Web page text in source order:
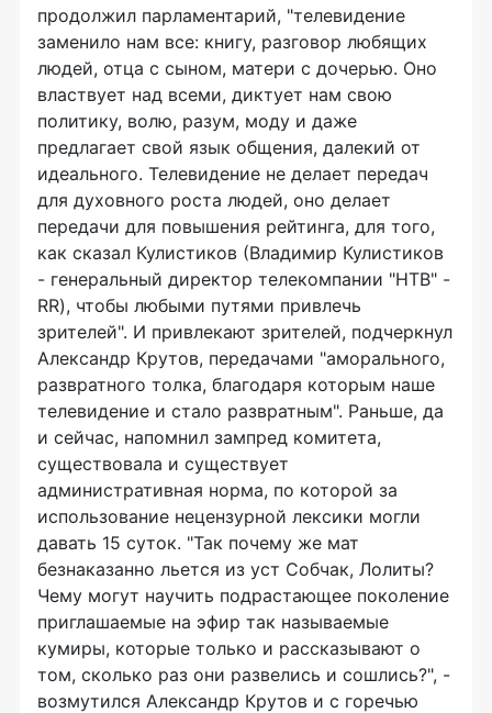
продолжил парламентарий, "телевидение
заменило нам все: книгу, разговор любящих
людей, отца с сыном, матери с дочерью. Оно
властвует над всеми, диктует нам свою
политику, волю, разум, моду и даже
предлагает свой язык общения, далекий от
идеального. Телевидение не делает передач
для духовного роста людей, оно делает
передачи для повышения рейтинга, для того,
как сказал Кулистиков (Владимир Кулистиков
- генеральный директор телекомпании "НТВ" -
RR), чтобы любыми путями привлечь
зрителей". И привлекают зрителей, подчеркнул
Александр Крутов, передачами "аморального,
развратного толка, благодаря которым наше
телевидение и стало развратным". Раньше, да
и сейчас, напомнил зампред комитета,
существовала и существует
административная норма, по которой за
использование нецензурной лексики могли
давать 15 суток. "Так почему же мат
безнаказанно льется из уст Собчак, Лолиты?
Чему могут научить подрастающее поколение
приглашаемые на эфир так называемые
кумиры, которые только и рассказывают о
том, сколько раз они развелись и сошлись?", -
возмутился Александр Крутов и с горечью